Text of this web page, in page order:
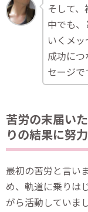
そして
中でも
いくメ
成功に
セージで
苦労の末届い
りの結果に努
最初の苦労と言い
め、軌道に乗りは
がら活動していま